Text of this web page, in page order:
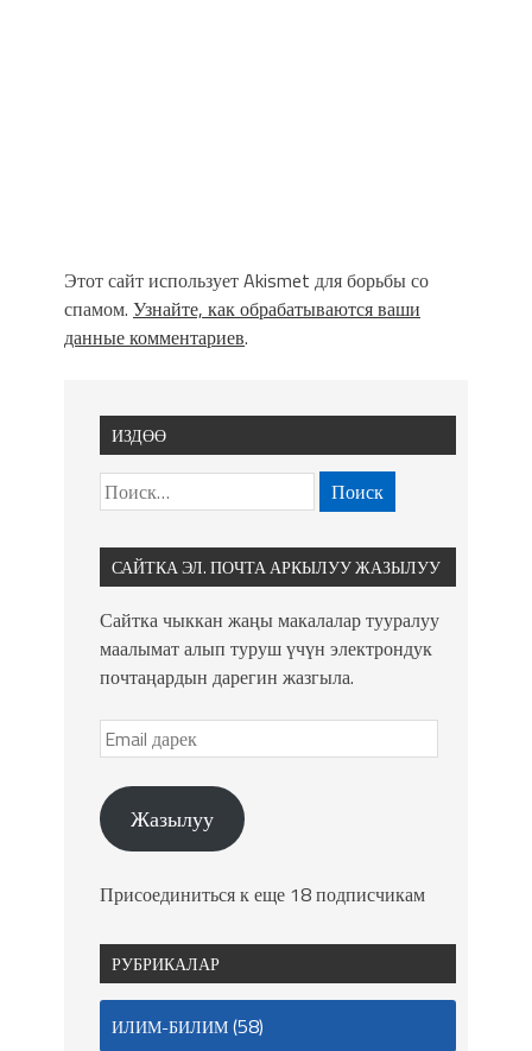
Этот сайт использует Akismet для борьбы со
спамом. Узнайте, как обрабатываются ваши
данные комментариев.
ИЗДӨӨ
САЙТКА ЭЛ. ПОЧТА АРКЫЛУУ ЖАЗЫЛУУ
Сайтка чыккан жаңы макалалар тууралуу
маалымат алып туруш үчүн электрондук
почтаңардын дарегин жазгыла.
Жазылуу
Присоединиться к еще 18 подписчикам
РУБРИКАЛАР
ИЛИМ-БИЛИМ(58)